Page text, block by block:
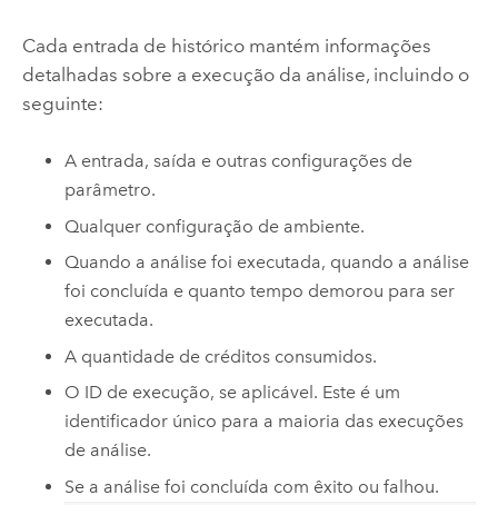
Cada entrada de histórico mantém informações
detalhadas sobre a execução da análise, incluindo o
seguinte:
A entrada, saída e outras configurações de
parâmetro.
Qualquer configuração de ambiente.
Quando a análise foi executada, quando a análise
foi concluída e quanto tempo demorou para ser
executada.
A quantidade de créditos consumidos.
O ID de execução, se aplicável. Este é um
identificador único para a maioria das execuções
de análise.
Se a análise foi concluída com êxito ou falhou.